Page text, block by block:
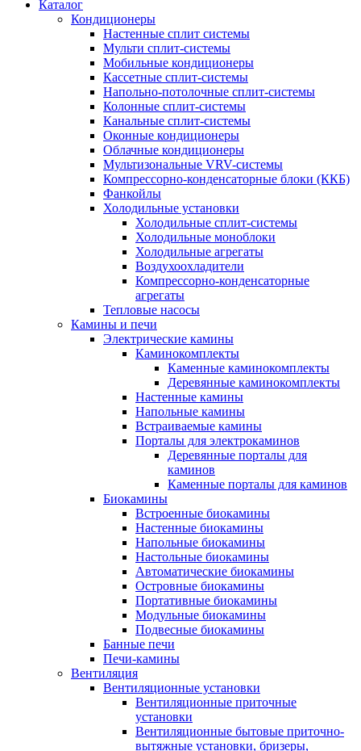
Каталог
Кондиционеры
Настенные сплит системы
Мульти сплит-системы
Мобильные кондиционеры
Кассетные сплит-системы
Напольно-потолочные сплит-системы
Колонные сплит-системы
Канальные сплит-системы
Оконные кондиционеры
Облачные кондиционеры
Мультизональные VRV-системы
Компрессорно-конденсаторные блоки (ККБ)
Фанкойлы
Холодильные установки
Холодильные сплит-системы
Холодильные моноблоки
Холодильные агрегаты
Воздухоохладители
Компрессорно-конденсаторные
агрегаты
Тепловые насосы
Камины и печи
Электрические камины
Каминокомплекты
Каменные каминокомплекты
Деревянные каминокомплекты
Настенные камины
Напольные камины
Встраиваемые камины
Порталы для электрокаминов
Деревянные порталы для
каминов
Каменные порталы для каминов
Биокамины
Встроенные биокамины
Настенные биокамины
Напольные биокамины
Настольные биокамины
Автоматические биокамины
Островные биокамины
Портативные биокамины
Модульные биокамины
Подвесные биокамины
Банные печи
Печи-камины
Вентиляция
Вентиляционные установки
Вентиляционные приточные
установки
Вентиляционные бытовые приточно-
вытяжные установки, бризеры,